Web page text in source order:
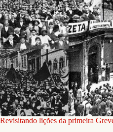
Revisitando lições da primeira